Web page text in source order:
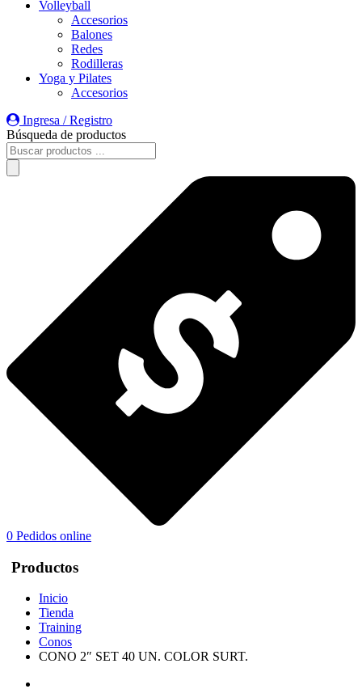
Volleyball
Accesorios
Balones
Redes
Rodilleras
Yoga y Pilates
Accesorios
Ingresa / Registro
Búsqueda de productos
0 Pedidos online
Productos
Inicio
Tienda
Training
Conos
CONO 2″ SET 40 UN. COLOR SURT.